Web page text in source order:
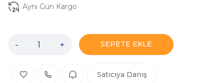
Aynı Gün Kargo
- + SEPETE EKLE
Satıcıya Danış